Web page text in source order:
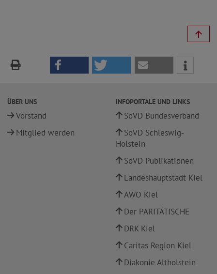
ÜBER UNS
Vorstand
Mitglied werden
INFOPORTALE UND LINKS
SoVD Bundesverband
SoVD Schleswig-
Holstein
SoVD Publikationen
Landeshauptstadt Kiel
AWO Kiel
Der PARITÄTISCHE
DRK Kiel
Caritas Region Kiel
Diakonie Altholstein